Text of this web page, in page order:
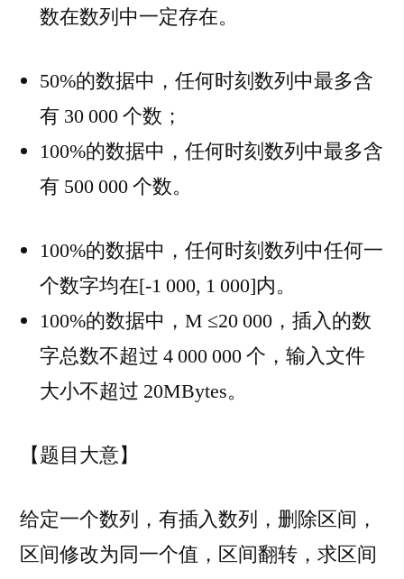
数在数列中一定存在。
50%的数据中，任何时刻数列中最多含
有 30 000 个数；
100%的数据中，任何时刻数列中最多含
有 500 000 个数。
100%的数据中，任何时刻数列中任何一
个数字均在[-1 000, 1 000]内。
100%的数据中，M ≤20 000，插入的数
字总数不超过 4 000 000 个，输入文件
大小不超过 20MBytes。
【题目大意】
给定一个数列，有插入数列，删除区间，
区间修改为同一个值，区间翻转，求区间